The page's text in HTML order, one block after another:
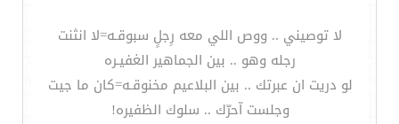
لا توصيني .. ووص اللي معه رِجلٍ سبوقـه=لا انثنت
رجله وهو .. بين الجماهير الغفيـره
لو دريت ان عبرتك .. بين البلاعيم مخنوقـه=كان ما جيت
وجلست آحرّك .. سلوك الظفيره!